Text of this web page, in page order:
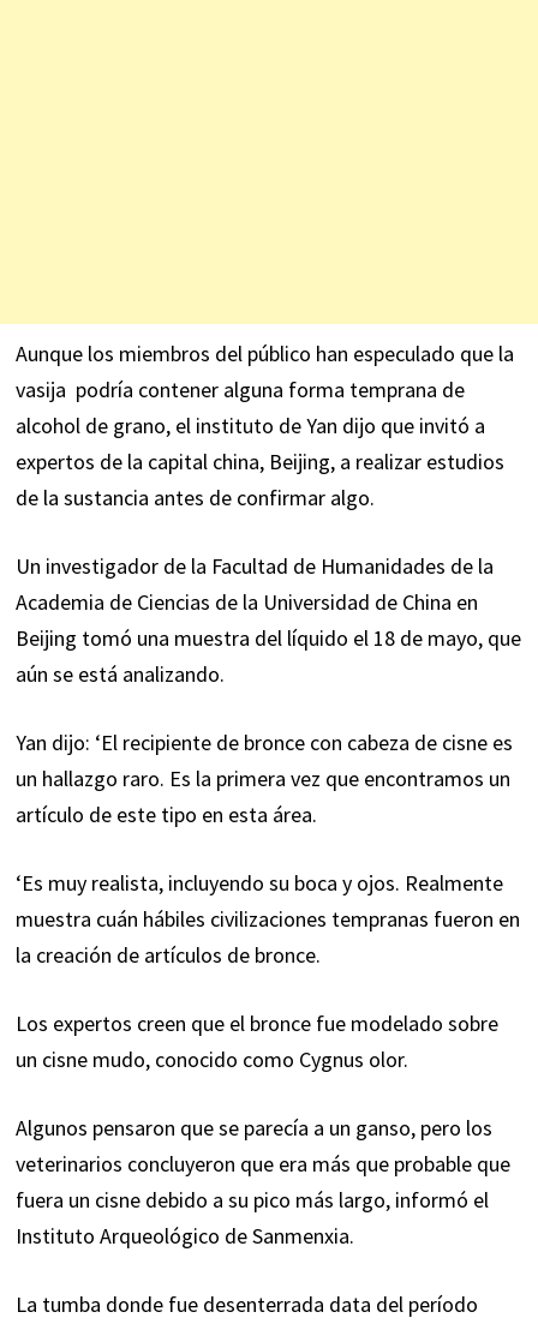
Aunque los miembros del público han especulado que la
vasija podría contener alguna forma temprana de
alcohol de grano, el instituto de Yan dijo que invitó a
expertos de la capital china, Beijing, a realizar estudios
de la sustancia antes de confirmar algo.
Un investigador de la Facultad de Humanidades de la
Academia de Ciencias de la Universidad de China en
Beijing tomó una muestra del líquido el 18 de mayo, que
aún se está analizando.
Yan dijo: ‘El recipiente de bronce con cabeza de cisne es
un hallazgo raro. Es la primera vez que encontramos un
artículo de este tipo en esta área.
‘Es muy realista, incluyendo su boca y ojos. Realmente
muestra cuán hábiles civilizaciones tempranas fueron en
la creación de artículos de bronce.
Los expertos creen que el bronce fue modelado sobre
un cisne mudo, conocido como Cygnus olor.
Algunos pensaron que se parecía a un ganso, pero los
veterinarios concluyeron que era más que probable que
fuera un cisne debido a su pico más largo, informó el
Instituto Arqueológico de Sanmenxia.
La tumba donde fue desenterrada data del período